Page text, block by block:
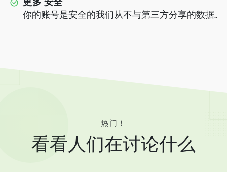
更多 安全
你的账号是安全的我们从不与第三方分享的数据..
热门！
看看人们在讨论什么